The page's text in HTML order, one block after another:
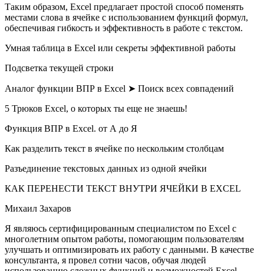
Таким образом, Excel предлагает простой способ поменять
местами слова в ячейке с использованием функций формул,
обеспечивая гибкость и эффективность в работе с текстом.
Умная таблица в Excel или секреты эффективной работы
Подсветка текущей строки
Аналог функции ВПР в Excel ➤ Поиск всех совпадений
5 Трюков Excel, о которых ты еще не знаешь!
Функция ВПР в Excel. от А до Я
Как разделить текст в ячейке по нескольким столбцам
Разъединение текстовых данных из одной ячейки
КАК ПЕРЕНЕСТИ ТЕКСТ ВНУТРИ ЯЧЕЙКИ В EXCEL
Михаил Захаров
Я являюсь сертифицированным специалистом по Excel с
многолетним опытом работы, помогающим пользователям
улучшать и оптимизировать их работу с данными. В качестве
консультанта, я провел сотни часов, обучая людей